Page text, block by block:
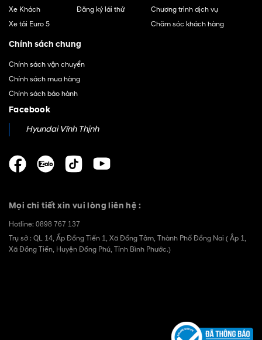
Xe Khách
Xe tải Euro 5
Đăng ký lái thử
Chương trình dịch vụ
Chăm sóc khách hàng
Chính sách chung
Chính sách vận chuyển
Chính sách mua hàng
Chính sách bảo hành
Facebook
Hyundai Vĩnh Thịnh
Mọi chi tiết xin vui lòng liên hệ :
Hotline: 0898 767 137
Trụ sở : QL 14, Ấp Đồng Tiến 1, Xã Đồng Tâm, Thành Phố Đồng Nai ( Âp 1,
Xã Đồng Tiến, Huyện Đồng Phú, Tỉnh Bình Phước.)